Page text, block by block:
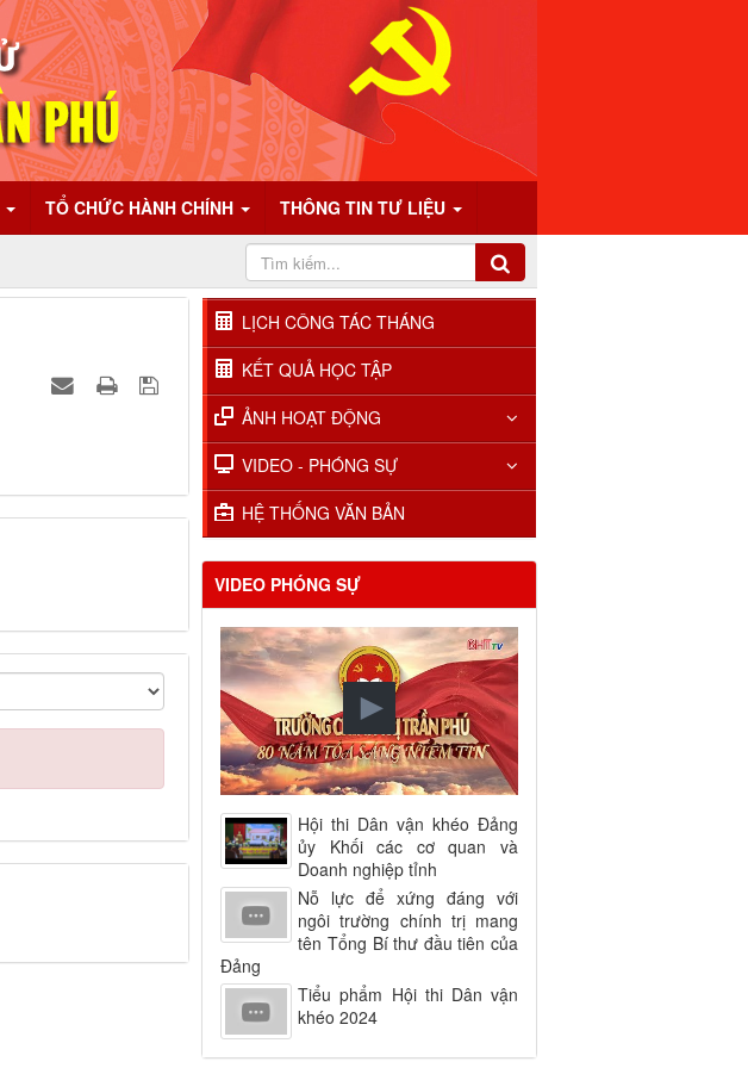
TỔ CHỨC HÀNH CHÍNH THÔNG TIN TƯ LIỆU
LỊCH CÔNG TÁC THÁNG
KẾT QUẢ HỌC TẬP
ẢNH HOẠT ĐỘNG
VIDEO - PHÓNG SỰ
HỆ THỐNG VĂN BẢN
VIDEO PHÓNG SỰ
Hội thi Dân vận khéo Đảng
ủy Khối các cơ quan và
Doanh nghiệp tỉnh
Nỗ lực để xứng đáng với
ngôi trường chính trị mang
tên Tổng Bí thư đầu tiên của
Đảng
Tiểu phẩm Hội thi Dân vận
khéo 2024